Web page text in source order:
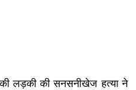
की लड़की की सनसनीखेज हत्या ने